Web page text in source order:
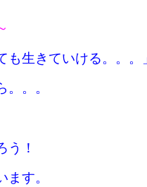
生きていける。。。」
。。
う！
す。